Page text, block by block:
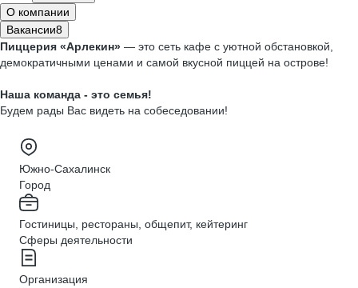
О компании
Вакансии8
Пиццерия «Арлекин» — это сеть кафе с уютной обстановкой,
демократичными ценами и самой вкусной пиццей на острове!
Наша команда - это семья!
Будем рады Вас видеть на собеседовании!
Южно-Сахалинск
Город
Гостиницы, рестораны, общепит, кейтеринг
Сферы деятельности
Организация